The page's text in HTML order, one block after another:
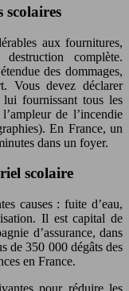
scolaires
aux fournitures,
complète.
des dommages,
Vous devez déclarer
fournissant tous les
de l’incendie
En France, un
dans un foyer.
scolaire
causes : fuite d’eau,
Il est capital de
d’assurance, dans
de 350 000 dégâts des
en France.